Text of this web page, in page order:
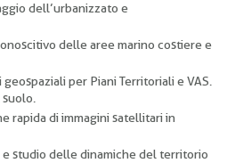
dell’urbanizzato e
delle aree marino costiere e
geospaziali per Piani Territoriali e VAS.
rapida di immagini satellitari in
e studio delle dinamiche del territorio